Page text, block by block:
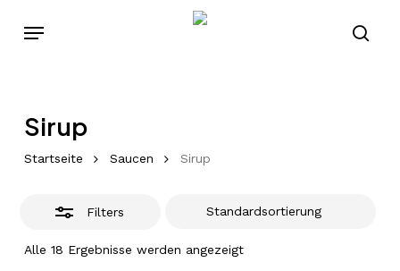
Menu
Sirup
Startseite Saucen Sirup
Filters
Alle 18 Ergebnisse werden angezeigt
Close